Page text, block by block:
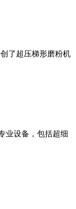
了超压梯形磨粉机
业设备，包括超细